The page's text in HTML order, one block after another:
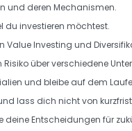
und deren Mechanismen.
du investieren möchtest.
Value Investing und
Risiko über verschiedene
und bleibe auf dem
lass dich nicht von
deine Entscheidungen für